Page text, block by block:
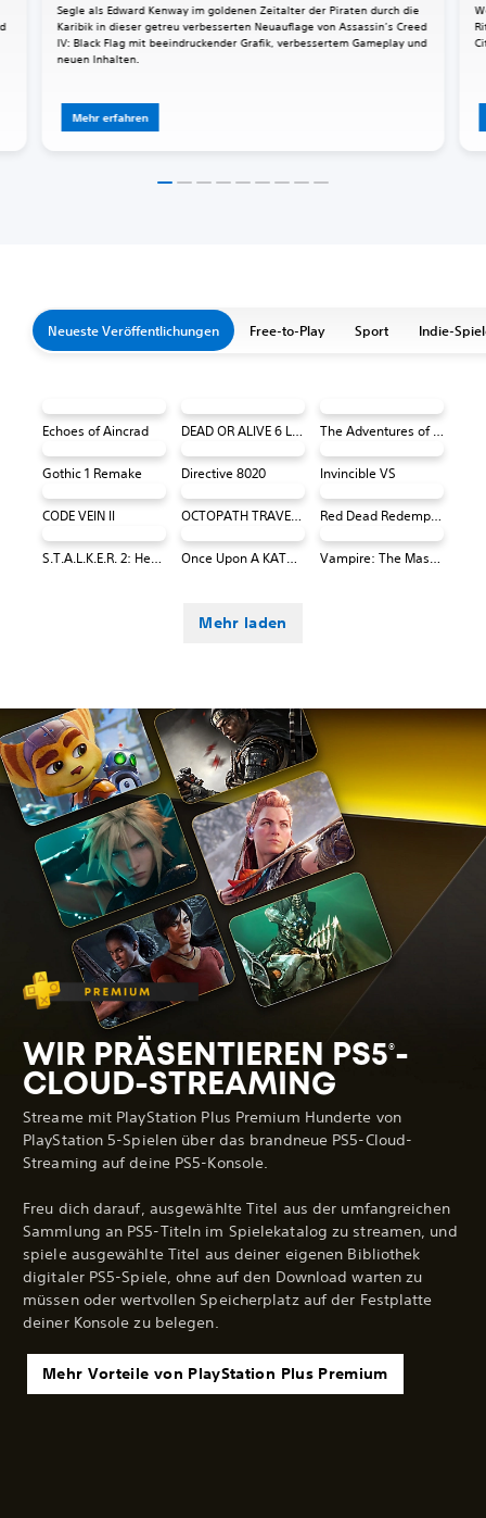
Segle als Edward Kenway im goldenen Zeitalter der Piraten durch die
Karibik in dieser getreu verbesserten Neuauflage von Assassin’s Creed
IV: Black Flag mit beeindruckender Grafik, verbessertem Gameplay und
neuen Inhalten.
Mehr erfahren
Neueste Veröffentlichungen Free-to-Play Sport Indie-
Echoes of Aincrad DEAD OR ALIVE 6 Last Round Core Fighters The Adventures of Elliot: The Millennium Tales
Gothic 1 Remake Directive 8020 Invincible VS
CODE VEIN II OCTOPATH TRAVELER 0 PS4 & PS5 Red Dead Redemption (PS4 & PS5)
S.T.A.L.K.E.R. 2: Heart of Chornobyl Once Upon A KATAMARI Vampire: The Masquerade® - Bloodlines™ 2
Mehr laden
WIR PRÄSENTIEREN PS5®-
CLOUD-STREAMING
Streame mit PlayStation Plus Premium Hunderte von
PlayStation 5-Spielen über das brandneue PS5-Cloud-
Streaming auf deine PS5-Konsole.
Freu dich darauf, ausgewählte Titel aus der umfangreichen
Sammlung an PS5-Titeln im Spielekatalog zu streamen, und
spiele ausgewählte Titel aus deiner eigenen Bibliothek
digitaler PS5-Spiele, ohne auf den Download warten zu
müssen oder wertvollen Speicherplatz auf der Festplatte
deiner Konsole zu belegen.
Mehr Vorteile von PlayStation Plus Premium